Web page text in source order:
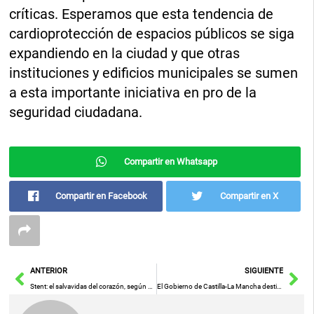
críticas. Esperamos que esta tendencia de
cardioprotección de espacios públicos se siga
expandiendo en la ciudad y que otras
instituciones y edificios municipales se sumen
a esta importante iniciativa en pro de la
seguridad ciudadana.
Compartir en Whatsapp
Compartir en Facebook Compartir en X
AntANTERIOR SIGUIENTE